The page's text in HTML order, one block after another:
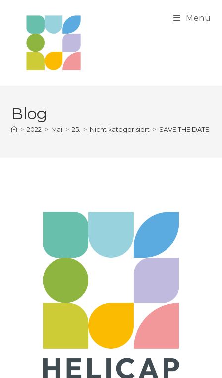
springen
Menü
Blog
> 2022 > Mai > 25. > Nicht kategorisiert > SAVE THE DATE: